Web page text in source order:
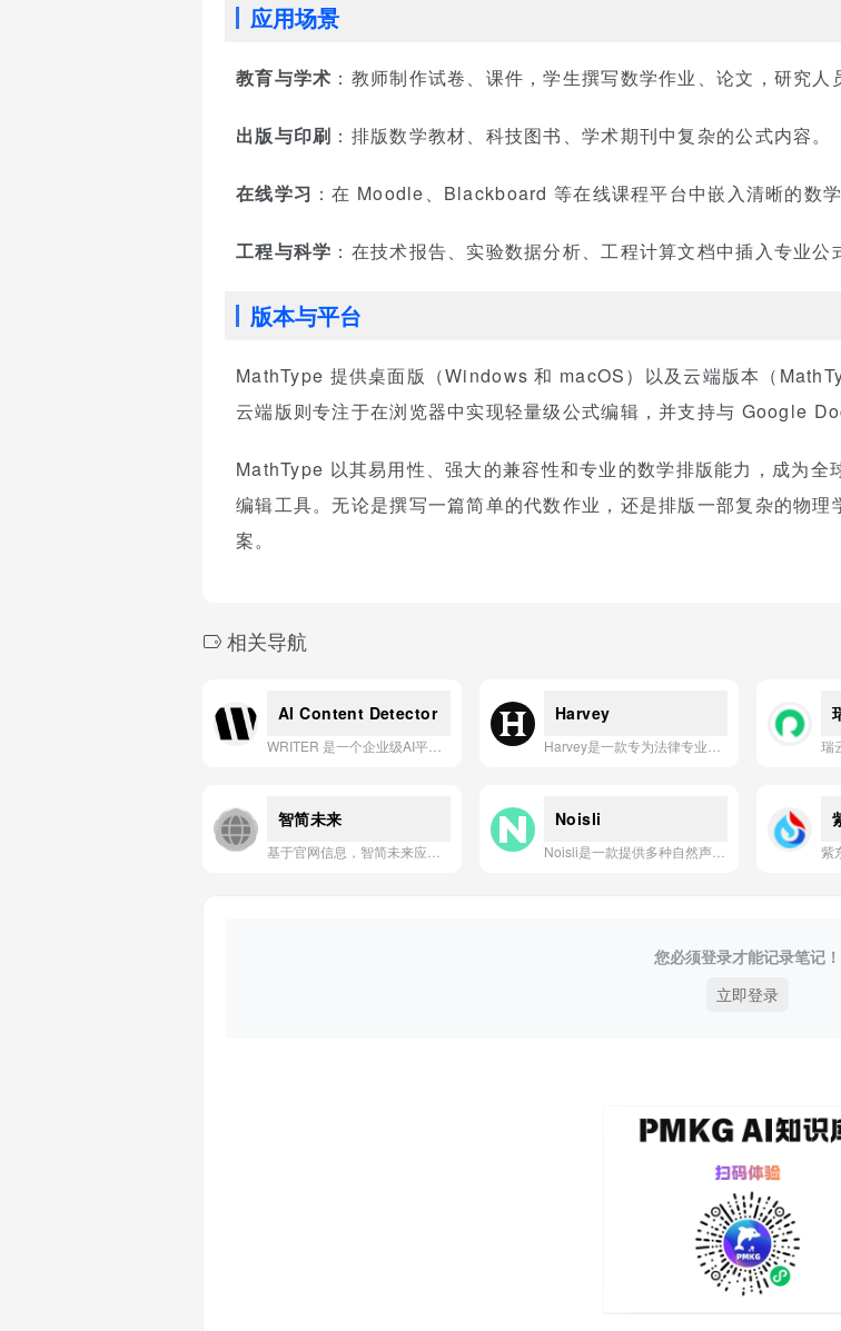
应用场景
教育与学术 ：教师制作试卷、课件，学生撰写数学作业、论文，研究人
出版与印刷 ：排版数学教材、科技图书、学术期刊中复杂的公式内容。
在线学习 ：在 Moodle、Blackboard 等在线课程平台中嵌入清晰的数学
工程与科学 ：在技术报告、实验数据分析、工程计算文档中插入专业公
版本与平台
MathType 提供桌面版（Windows 和 macOS）以及云端版本（
云端版则专注于在浏览器中实现轻量级公式编辑，并支持与 Google
MathType 以其易用性、强大的兼容性和专业的数学排版能力，成为
编辑工具。无论是撰写一篇简单的代数作业，还是排版一部复杂的物
案。
相关导航
AI Content Detector Harvey
智简未来 Noisli
您必须登录才能记录笔记！
立即登录